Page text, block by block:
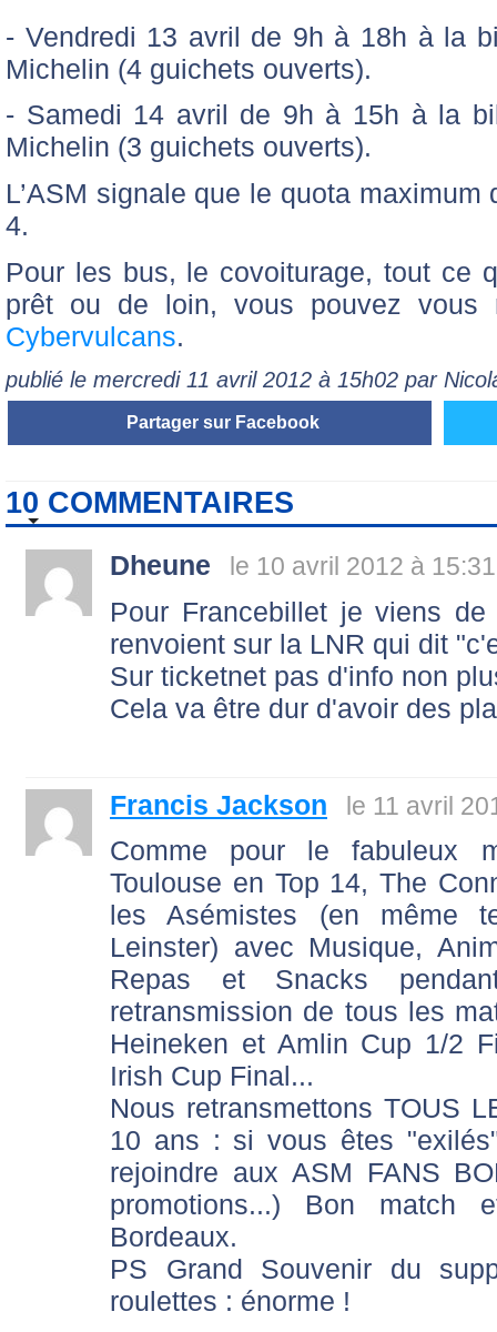
- Vendredi 13 avril de 9h à 18h à la
Michelin (4 guichets ouverts).
- Samedi 14 avril de 9h à 15h à la
Michelin (3 guichets ouverts).
L’ASM signale que le quota
4.
Pour les bus, le covoiturage, tout ce
prêt ou de loin, vous pouvez vous
Cybervulcans.
publié le mercredi 11 avril 2012 à 15h02 par
Partager sur Facebook
10 COMMENTAIRES
Dheune le 10 avril 2012 à 15:31
Pour Francebillet je viens
renvoient sur la LNR qui dit
Sur ticketnet pas d'info non
Cela va être dur d'avoir des
Francis Jackson le 11 avril
Comme pour le fabuleux
Toulouse en Top 14, The
les Asémistes (en même
Leinster) avec Musique,
Repas et Snacks
retransmission de tous les
Heineken et Amlin Cup 1/2
Irish Cup Final...
Nous retransmettons TOUS
10 ans : si vous êtes
rejoindre aux ASM FANS
promotions...) Bon match
Bordeaux.
PS Grand Souvenir du
roulettes : énorme !